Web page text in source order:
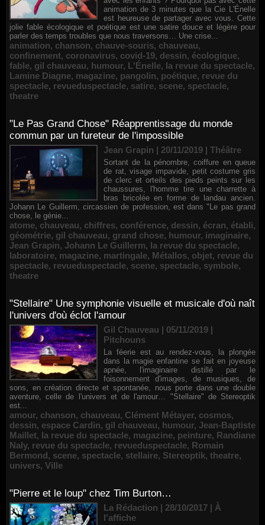
animation de 3 minutes que la Cie L'Énelle
est heureuse de partager avec vous. Cette
jolie fable écologique et poétique est une satire douce et légère pour
parler des temps troubles que nous traversons… Une crise...
animation, chanson, chauve-souris, chauveau,
confinement, coronavirus, covid-19, dessin, écologique,
fable, gil chauveau, humour, L'Énelle, la revue du spectacle,
Lamine Diagne, magazine, pangolin, poétique, revue du
spectacle, revueduspectacle, satire, scene, spectacle,
theatre
"Le Pas Grand Chose" Réapprentissage du monde
commun par un fureteur de l'impossible
Jean Grapin | 20/11/2019 | Théâtre
Sortant de la pénombre, coiffure en queue
de rat, visage impavide, petit costume gris
de clerc et orteils des pieds peints sur les
chaussures, l'homme tire une charrette à
bras bricolée en forme de landau ancien.
Johann Le Guillerm, circassien de profession, est dans "Le pas grand
chose, le génie...
atome, chauveau, chiffres, conférence, dessin, écran, établi,
géométrie, gil chauveau, grand chose, humour, imaginaire,
Jean Grapin, Johann Le Guillerm, la revue du spectacle,
laboratoire, magazine, martingale, Métallos, objet, revue du
spectacle, revueduspectacle, scene, spectacle, symbole,
theatre
"Stellaire" Une symphonie visuelle et musicale d'où naît
l'univers d'où éclot l'amour
Gil Chauveau | 05/11/2019 |
Pitchouns
La féerie est au rendez-vous, la plongée
dans la magie enfantine se fait en joyeuse
apnée, l'imaginaire distillé par le
foisonnement d'images, de musiques, de
sons, en création directe et spontanée, nous porte dans une double
aventure, celle de l'univers et de l'amour… "Stellaire" de Stereoptik
est...
amour, chanson, chauveau, Clément Métayer, cosmos,
dessin, espace Cardin, gil chauveau, humour, Jean-Baptiste
Maillet, la revue du spectacle, magazine, peinture, Randiane
Naly, revue du spectacle, revueduspectacle, Romain
Bermond, scene, spectacle, stellaire, Stereoptik, theatre,
univers, Ville
"Pierre et le loup" chez Tim Burton…
La Rédaction | 28/10/2017 | À
l'affiche